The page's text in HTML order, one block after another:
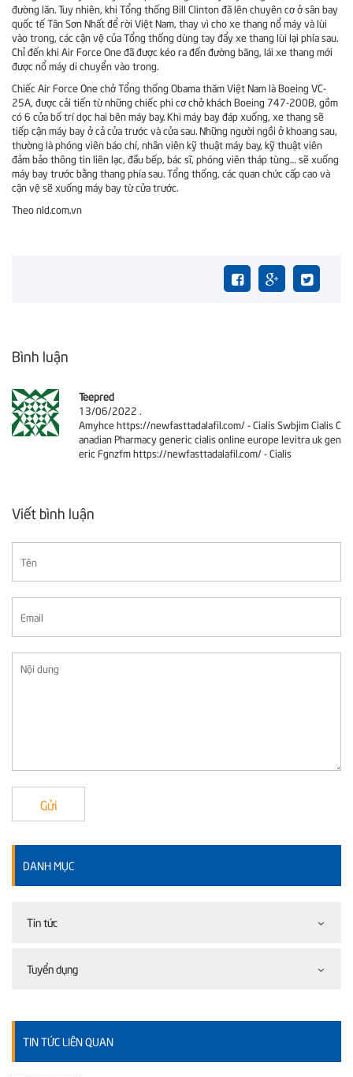
đường lăn. Tuy nhiên, khi Tổng thống Bill Clinton đã lên chuyên cơ ở sân bay
quốc tế Tân Sơn Nhất để rời Việt Nam, thay vì cho xe thang nổ máy và lùi
vào trong, các cận vệ của Tổng thống dùng tay đẩy xe thang lùi lại phía sau.
Chỉ đến khi Air Force One đã được kéo ra đến đường băng, lái xe thang mới
được nổ máy di chuyển vào trong.
Chiếc Air Force One chở Tổng thống Obama thăm Việt Nam là Boeing VC-
25A, được cải tiến từ những chiếc phi cơ chở khách Boeing 747-200B, gồm
có 6 cửa bố trí dọc hai bên máy bay. Khi máy bay đáp xuống, xe thang sẽ
tiếp cận máy bay ở cả cửa trước và cửa sau. Những người ngồi ở khoang sau,
thường là phóng viên báo chí, nhân viên kỹ thuật máy bay, kỹ thuật viên
đảm bảo thông tin liên lạc, đầu bếp, bác sĩ, phóng viên tháp tùng… sẽ xuống
máy bay trước bằng thang phía sau. Tổng thống, các quan chức cấp cao và
cận vệ sẽ xuống máy bay từ cửa trước.
Theo nld.com.vn
Bình luận
Teepred
13/06/2022 .
Amyhce https://newfasttadalafil.com/ - Cialis Swbjim Cialis C
anadian Pharmacy generic cialis online europe levitra uk gen
eric Fgnzfm https://newfasttadalafil.com/ - Cialis
Viết bình luận
Gửi
DANH MỤC
Tin tức
Tuyển dụng
TIN TỨC LIÊN QUAN